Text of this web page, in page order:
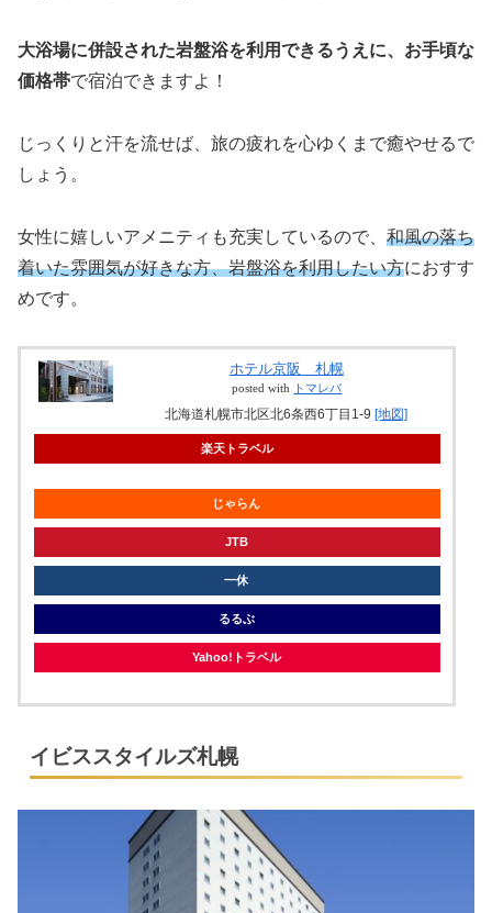
大浴場に併設された岩盤浴を利用できるうえに、お手頃な
価格帯で宿泊できますよ！
じっくりと汗を流せば、旅の疲れを心ゆくまで癒やせるで
しょう。
女性に嬉しいアメニティも充実しているので、 和風の落ち
着いた雰囲気が好きな方、岩盤浴を利用したい方におすす
めです。
ホテル京阪 札幌
posted with トマレバ
北海道札幌市北区北6条西6丁目1-9[地図]
楽天トラベル
じゃらん
JTB
一休
るるぶ
Yahoo!トラベル
イビススタイルズ札幌